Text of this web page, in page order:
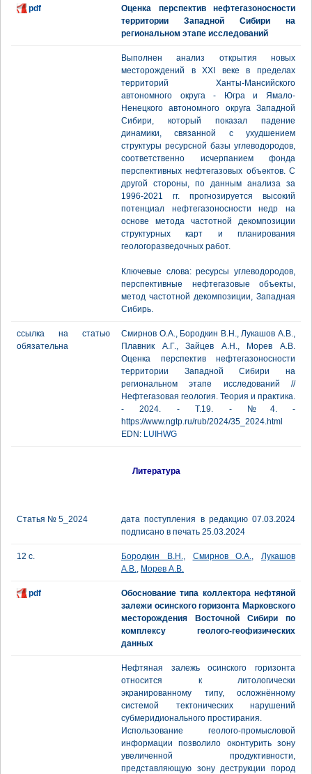
pdf
Оценка перспектив нефтегазоносности
территории Западной Сибири на
региональном этапе исследований
Выполнен анализ открытия новых
месторождений в XXI веке в пределах
территорий Ханты-Мансийского
автономного округа - Югра и Ямало-
Ненецкого автономного округа Западной
Сибири, который показал падение
динамики, связанной с ухудшением
структуры ресурсной базы углеводородов,
соответственно исчерпанием фонда
перспективных нефтегазовых объектов. С
другой стороны, по данным анализа за
1996-2021 гг. прогнозируется высокий
потенциал нефтегазоносности недр на
основе метода частотной декомпозиции
структурных карт и планирования
геологоразведочных работ.
Ключевые слова: ресурсы углеводородов,
перспективные нефтегазовые объекты,
метод частотной декомпозиции, Западная
Сибирь.
ссылка на статью
обязательна
Смирнов О.А., Бородкин В.Н., Лукашов А.В.,
Плавник А.Г., Зайцев А.Н., Морев А.В.
Оценка перспектив нефтегазоносности
территории Западной Сибири на
региональном этапе исследований //
Нефтегазовая геология. Теория и практика.
- 2024. - Т.19. - №4. -
https://www.ngtp.ru/rub/2024/35_2024.html
EDN: LUIHWG
Литература
Статья № 5_2024
дата поступления в редакцию 07.03.2024
подписано в печать 25.03.2024
12 с. Бородкин В.Н., Смирнов О.А., Лукашов
А.В., Морев А.В.
pdf
Обоснование типа коллектора нефтяной
залежи осинского горизонта Марковского
месторождения Восточной Сибири по
комплексу геолого-геофизических
данных
Нефтяная залежь осинского горизонта
относится к литологически
экранированному типу, осложнённому
системой тектонических нарушений
субмеридионального простирания.
Использование геолого-промысловой
информации позволило оконтурить зону
увеличенной продуктивности,
представляющую зону деструкции пород